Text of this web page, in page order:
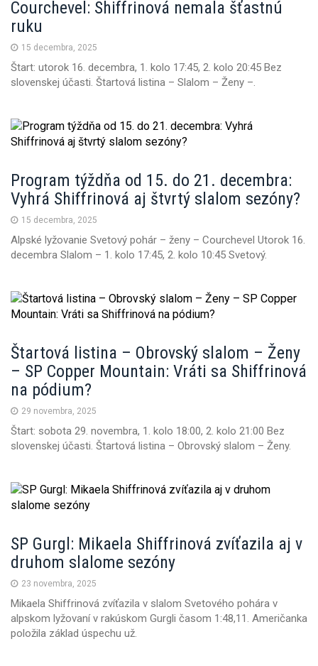
Courchevel: Shiffrinová nemala šťastnú
ruku
15 decembra, 2025
Štart: utorok 16. decembra, 1. kolo 17:45, 2. kolo 20:45 Bez
slovenskej účasti. Štartová listina – Slalom – Ženy –.
Program týždňa od 15. do 21. decembra:
Vyhrá Shiffrinová aj štvrtý slalom sezóny?
15 decembra, 2025
Alpské lyžovanie Svetový pohár – ženy – Courchevel Utorok 16.
decembra Slalom – 1. kolo 17:45, 2. kolo 10:45 Svetový.
Štartová listina – Obrovský slalom – Ženy
– SP Copper Mountain: Vráti sa Shiffrinová
na pódium?
29 novembra, 2025
Štart: sobota 29. novembra, 1. kolo 18:00, 2. kolo 21:00 Bez
slovenskej účasti. Štartová listina – Obrovský slalom – Ženy.
SP Gurgl: Mikaela Shiffrinová zvíťazila aj v
druhom slalome sezóny
23 novembra, 2025
Mikaela Shiffrinová zvíťazila v slalom Svetového pohára v
alpskom lyžovaní v rakúskom Gurgli časom 1:48,11. Američanka
položila základ úspechu už.